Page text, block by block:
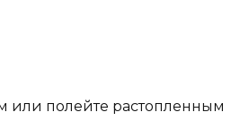
или полейте растопленным